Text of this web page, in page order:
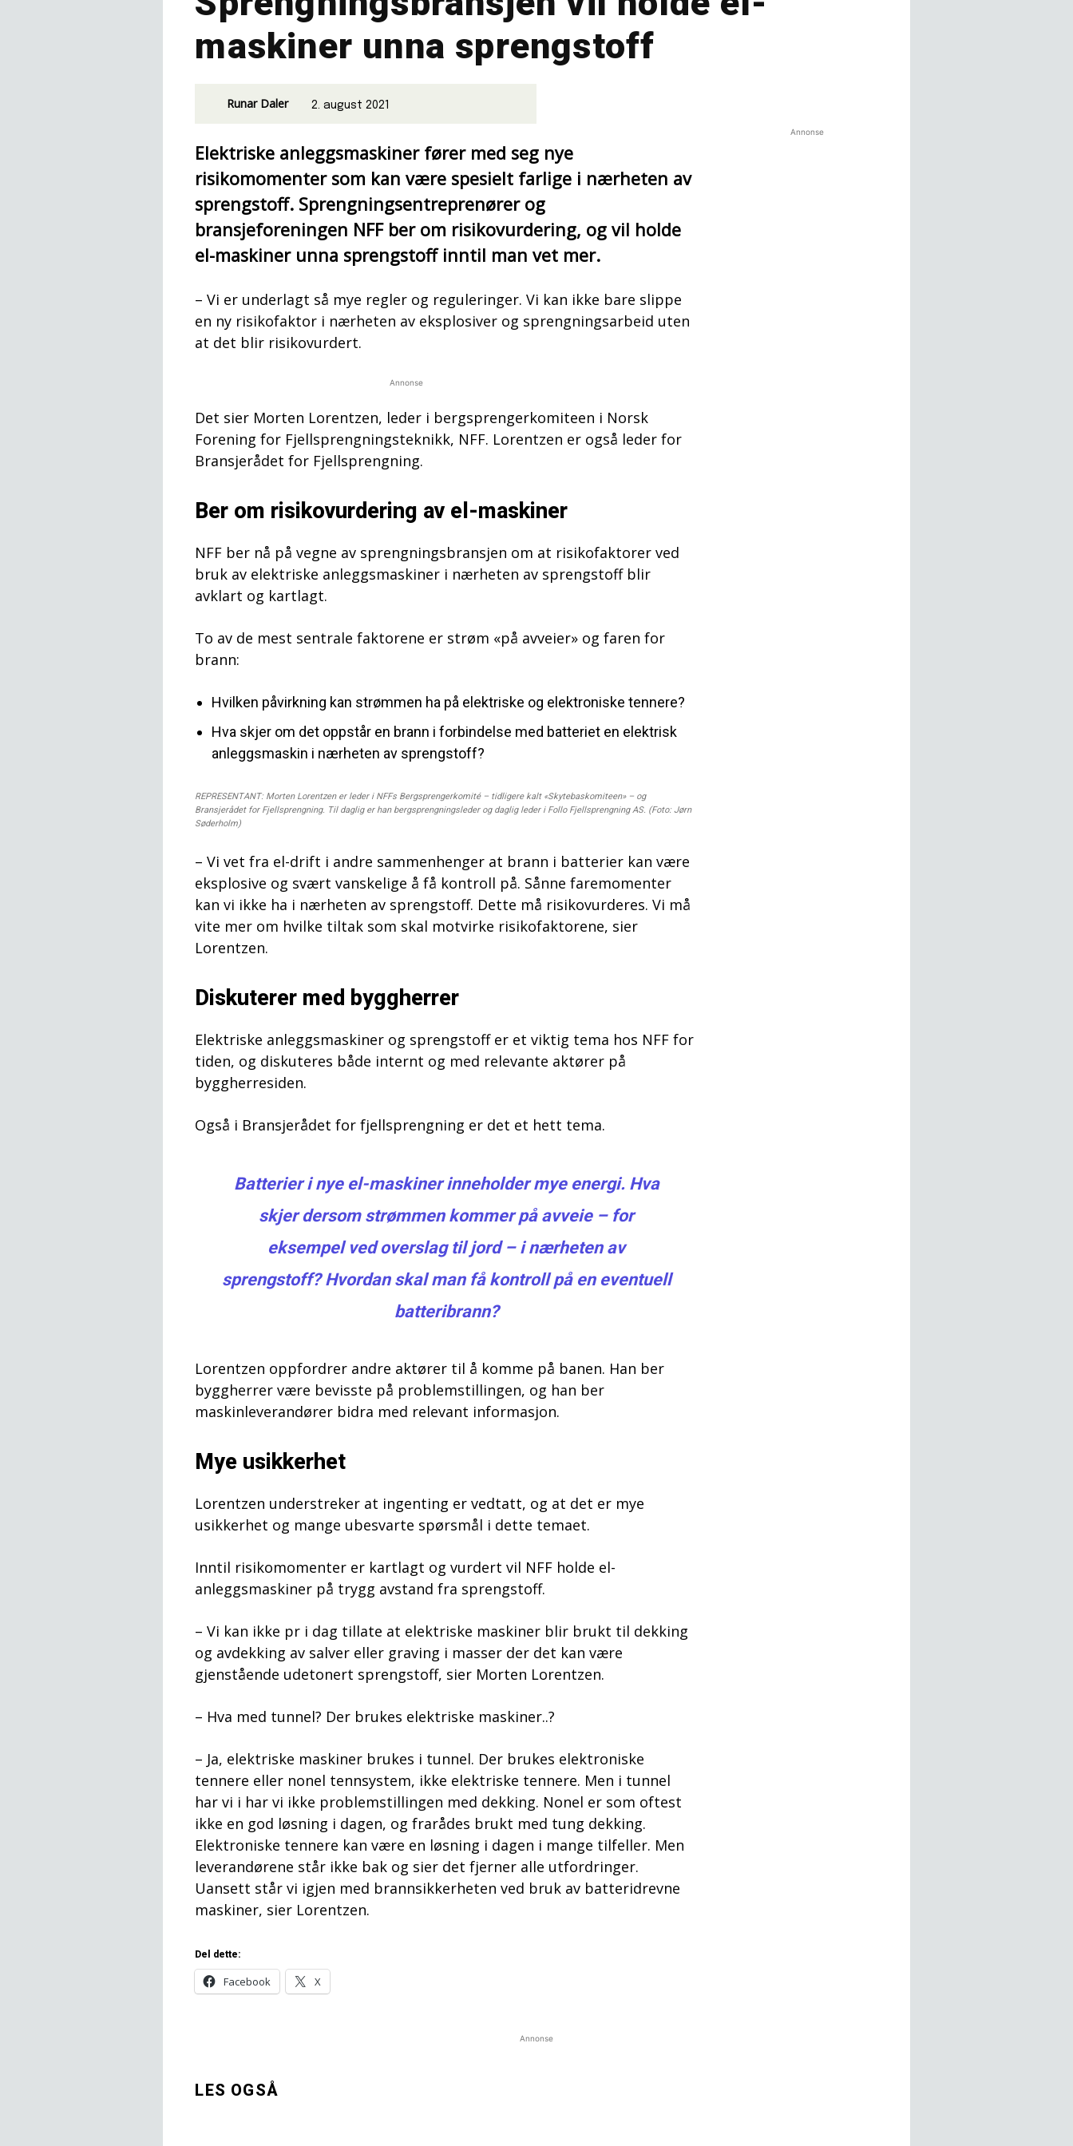
maskiner unna sprengstoff
Runar Daler 2. august 2021
Elektriske anleggsmaskiner fører med seg nye
risikomomenter som kan være spesielt farlige i nærheten av
sprengstoff. Sprengningsentreprenører og
bransjeforeningen NFF ber om risikovurdering, og vil holde
el-maskiner unna sprengstoff inntil man vet mer.
– Vi er underlagt så mye regler og reguleringer. Vi kan ikke bare slippe
en ny risikofaktor i nærheten av eksplosiver og sprengningsarbeid uten
at det blir risikovurdert.
Annonse
Det sier Morten Lorentzen, leder i bergsprengerkomiteen i Norsk
Forening for Fjellsprengningsteknikk, NFF. Lorentzen er også leder for
Bransjerådet for Fjellsprengning.
Ber om risikovurdering av el-maskiner
NFF ber nå på vegne av sprengningsbransjen om at risikofaktorer ved
bruk av elektriske anleggsmaskiner i nærheten av sprengstoff blir
avklart og kartlagt.
To av de mest sentrale faktorene er strøm «på avveier» og faren for
brann:
Hvilken påvirkning kan strømmen ha på elektriske og elektroniske tennere?
Hva skjer om det oppstår en brann i forbindelse med batteriet en elektrisk
anleggsmaskin i nærheten av sprengstoff?
REPRESENTANT: Morten Lorentzen er leder i NFFs Bergsprengerkomité – tidligere kalt «Skytebaskomiteen» – og
Bransjerådet for Fjellsprengning. Til daglig er han bergsprengningsleder og daglig leder i Follo Fjellsprengning AS. (Foto: Jørn
Søderholm)
– Vi vet fra el-drift i andre sammenhenger at brann i batterier kan være
eksplosive og svært vanskelige å få kontroll på. Sånne faremomenter
kan vi ikke ha i nærheten av sprengstoff. Dette må risikovurderes. Vi må
vite mer om hvilke tiltak som skal motvirke risikofaktorene, sier
Lorentzen.
Diskuterer med byggherrer
Elektriske anleggsmaskiner og sprengstoff er et viktig tema hos NFF for
tiden, og diskuteres både internt og med relevante aktører på
byggherresiden.
Også i Bransjerådet for fjellsprengning er det et hett tema.
Batterier i nye el-maskiner inneholder mye energi. Hva
skjer dersom strømmen kommer på avveie – for
eksempel ved overslag til jord – i nærheten av
sprengstoff? Hvordan skal man få kontroll på en eventuell
batteribrann?
Lorentzen oppfordrer andre aktører til å komme på banen. Han ber
byggherrer være bevisste på problemstillingen, og han ber
maskinleverandører bidra med relevant informasjon.
Mye usikkerhet
Lorentzen understreker at ingenting er vedtatt, og at det er mye
usikkerhet og mange ubesvarte spørsmål i dette temaet.
Inntil risikomomenter er kartlagt og vurdert vil NFF holde el-
anleggsmaskiner på trygg avstand fra sprengstoff.
– Vi kan ikke pr i dag tillate at elektriske maskiner blir brukt til dekking
og avdekking av salver eller graving i masser der det kan være
gjenstående udetonert sprengstoff, sier Morten Lorentzen.
– Hva med tunnel? Der brukes elektriske maskiner..?
– Ja, elektriske maskiner brukes i tunnel. Der brukes elektroniske
tennere eller nonel tennsystem, ikke elektriske tennere. Men i tunnel
har vi i har vi ikke problemstillingen med dekking. Nonel er som oftest
ikke en god løsning i dagen, og frarådes brukt med tung dekking.
Elektroniske tennere kan være en løsning i dagen i mange tilfeller. Men
leverandørene står ikke bak og sier det fjerner alle utfordringer.
Uansett står vi igjen med brannsikkerheten ved bruk av batteridrevne
maskiner, sier Lorentzen.
Del dette:
Facebook X
Annonse
Annonse
LES OGSÅ